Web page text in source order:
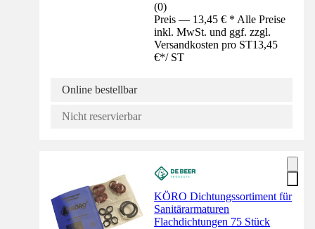
(0)
Preis — 13,45 € * Alle Preise
inkl. MwSt. und ggf. zzgl.
Versandkosten pro ST13,45
€*/ ST
Online bestellbar
Nicht reservierbar
KÖRO Dichtungssortiment für
Sanitärarmaturen
Flachdichtungen 75 Stück